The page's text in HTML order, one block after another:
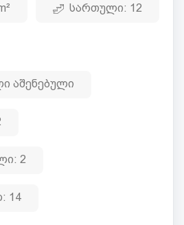
სართული: 12
აშენებული
2
14